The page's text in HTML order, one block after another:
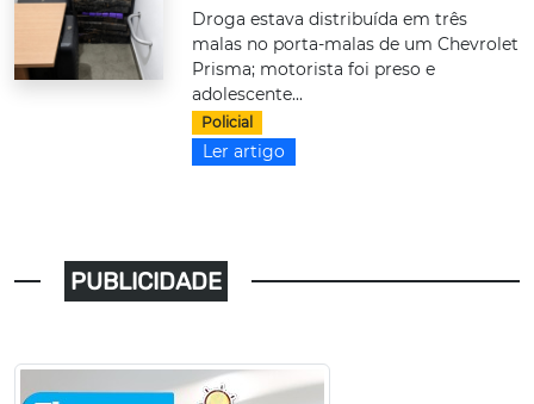
Droga estava distribuída em três
malas no porta-malas de um Chevrolet
Prisma; motorista foi preso e
adolescente...
Policial
Ler artigo
PUBLICIDADE